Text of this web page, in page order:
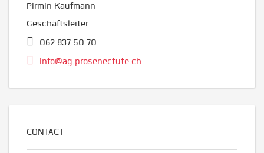
Pirmin Kaufmann
Geschäftsleiter
062 837 50 70
info@ag.prosenectute.ch
CONTACT